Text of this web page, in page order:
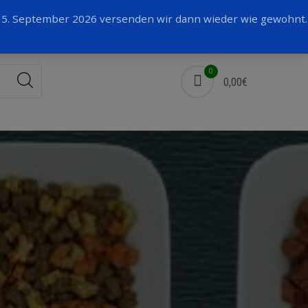
Facebook
0
0,00€
September 2026 versenden wir dann wieder wie gewohnt.